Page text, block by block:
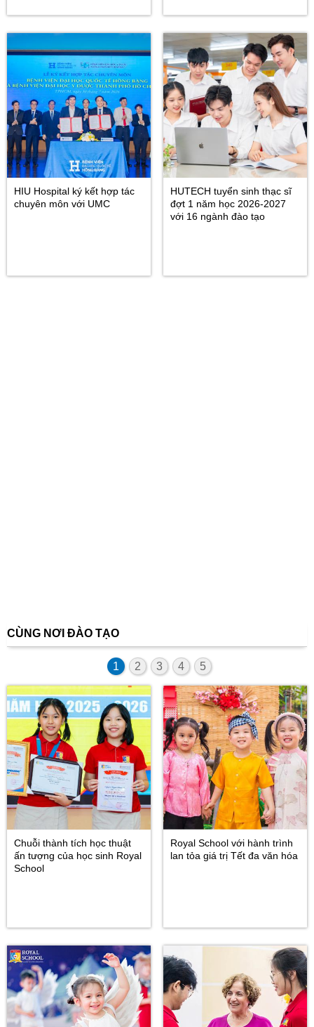
HIU Hospital ký kết hợp tác
chuyên môn với UMC
HUTECH tuyển sinh thạc sĩ
đợt 1 năm học 2026-2027
với 16 ngành đào tạo
CÙNG NƠI ĐÀO TẠO
1 2 3 4 5
Chuỗi thành tích học thuật
ấn tượng của học sinh Royal
School
Royal School với hành trình
lan tỏa giá trị Tết đa văn hóa